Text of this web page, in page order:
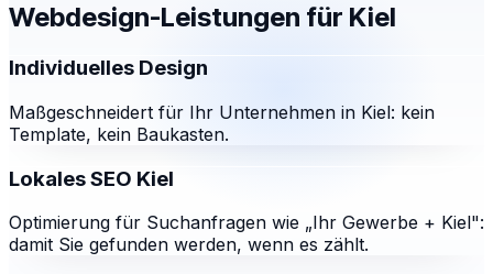
Webdesign-Leistungen für Kiel
Individuelles Design
Maßgeschneidert für Ihr Unternehmen in Kiel: kein
Template, kein Baukasten.
Lokales SEO Kiel
Optimierung für Suchanfragen wie „Ihr Gewerbe + Kiel":
damit Sie gefunden werden, wenn es zählt.